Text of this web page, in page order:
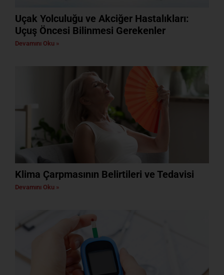
Uçak Yolculuğu ve Akciğer Hastalıkları:
Uçuş Öncesi Bilinmesi Gerekenler
Devamını Oku »
Klima Çarpmasının Belirtileri ve Tedavisi
Devamını Oku »